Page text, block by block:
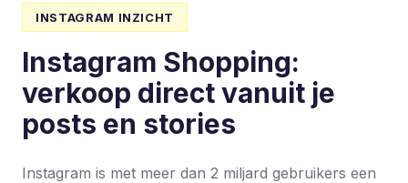
INSTAGRAM INZICHT
Instagram Shopping:
verkoop direct vanuit je
posts en stories
Instagram is met meer dan 2 miljard gebruikers een